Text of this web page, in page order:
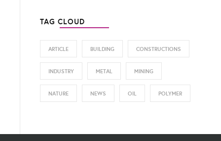
TAG CLOUD
ARTICLE BUILDING CONSTRUCTIONS
INDUSTRY METAL MINING
NATURE NEWS OIL POLYMER